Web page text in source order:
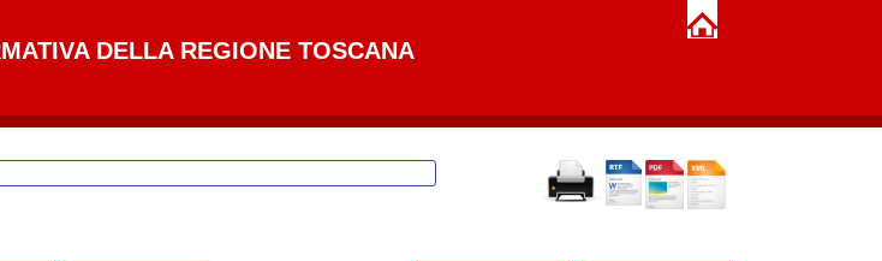
DELLA REGIONE TOSCANA